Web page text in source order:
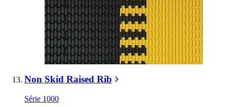
Non Skid Raised Rib
Série 1000